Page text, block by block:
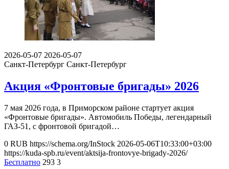
2026-05-07 2026-05-07
Санкт-Петербург Санкт-Петербург
Акция «Фронтовые бригады» 2026
7 мая 2026 года, в Приморском районе стартует акция
«Фронтовые бригады». Автомобиль Победы, легендарный
ГАЗ-51, с фронтовой бригадой…
0 RUB https://schema.org/InStock 2026-05-06T10:33:00+03:00
https://kuda-spb.ru/event/aktsija-frontovye-brigady-2026/
Бесплатно 293 3